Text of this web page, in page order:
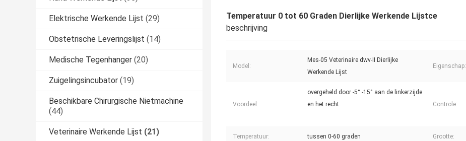
Elektrische Werkende Lijst (29)
Obstetrische Leveringslijst (14)
Medische Tegenhanger (20)
Zuigelingsincubator (19)
Beschikbare Chirurgische Nietmachine
(44)
Veterinaire Werkende Lijst (21)
Temperatuur 0 tot 60 Graden Dierlijke Werkende Lijstce
beschrijving
Model:
Mes-05 Veterinaire dwv-II Dierlijke
Werkende Lijst
Eigenschap:
Voordeel:
overgeheld door -5° -15° aan de linkerzijde
en het recht
Controle:
Temperatuur: tussen 0-60 graden Grootte: